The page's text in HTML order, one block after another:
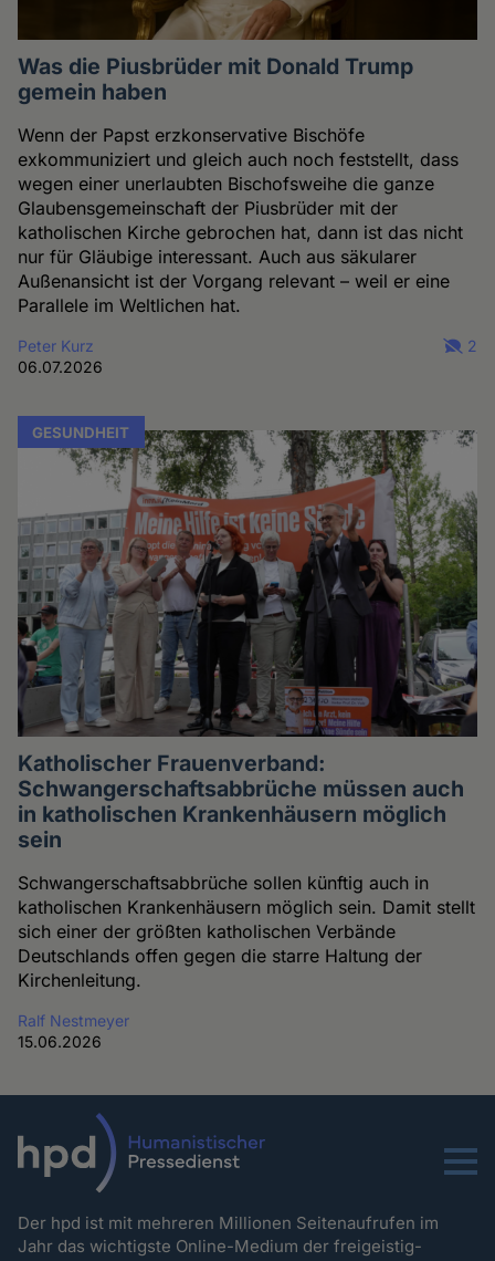
Was die Piusbrüder mit Donald Trump
gemein haben
Wenn der Papst erzkonservative Bischöfe
exkommuniziert und gleich auch noch feststellt, dass
wegen einer unerlaubten Bischofsweihe die ganze
Glaubensgemeinschaft der Piusbrüder mit der
katholischen Kirche gebrochen hat, dann ist das nicht
nur für Gläubige interessant. Auch aus säkularer
Außenansicht ist der Vorgang relevant – weil er eine
Parallele im Weltlichen hat.
Peter Kurz
06.07.2026
2
GESUNDHEIT
Katholischer Frauenverband:
Schwangerschaftsabbrüche müssen auch
in katholischen Krankenhäusern möglich
sein
Schwangerschaftsabbrüche sollen künftig auch in
katholischen Krankenhäusern möglich sein. Damit stellt
sich einer der größten katholischen Verbände
Deutschlands offen gegen die starre Haltung der
Kirchenleitung.
Ralf Nestmeyer
15.06.2026
Menu
Der hpd ist mit mehreren Millionen Seitenaufrufen im
Jahr das wichtigste Online-Medium der freigeistig-